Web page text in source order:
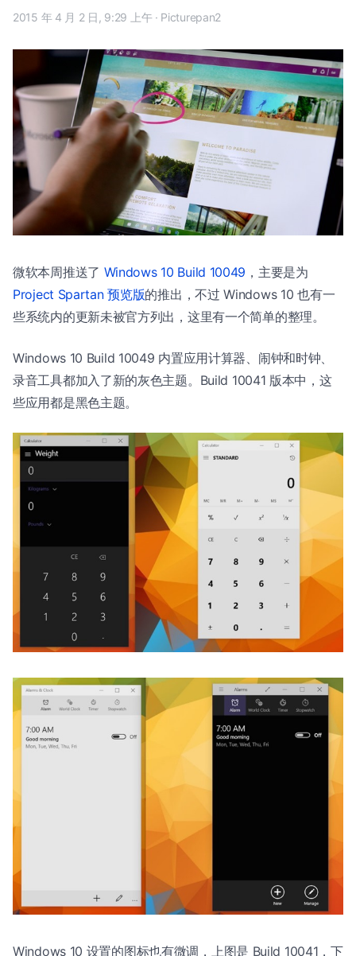
2015 年 4 月 2 日, 9:29 上午 · Picturepan2
微软本周推送了 Windows 10 Build 10049 ，主要是为
Project Spartan 预览版的推出，不过 Windows 10 也有一
些系统内的更新未被官方列出，这里有一个简单的整理。
Windows 10 Build 10049 内置应用计算器、闹钟和时钟、
录音工具都加入了新的灰色主题。Build 10041 版本中，这
些应用都是黑色主题。
Windows 10 设置的图标也有微调，上图是 Build 10041，下